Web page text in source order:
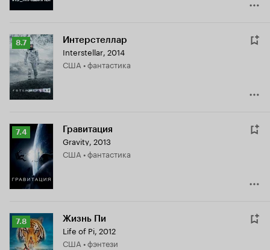
Рейтинг
Кинопоиска
8.7
8.7 Интерстеллар
Interstellar, 2014
США • фантастика
Рейтинг
Кинопоиска
7.4
7.4 Гравитация
Gravity, 2013
США • фантастика
Рейтинг
Кинопоиска
7.8
7.8 Жизнь Пи
Life of Pi, 2012
США • фэнтези